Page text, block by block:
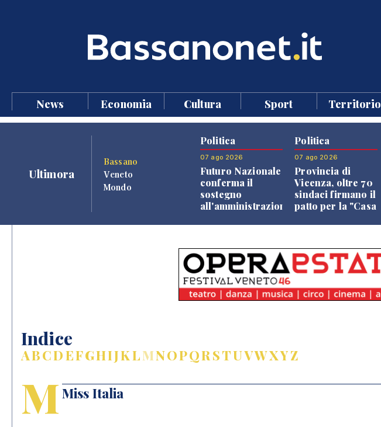
News Economia Cultura Sport Territorio
Ultimora
Bassano
Veneto
Mondo
Politica
07 ago 2026
Futuro Nazionale
conferma il
sostegno
all'amministrazione
Politica
07 ago 2026
Provincia di
Vicenza, oltre 70
sindaci firmano il
patto per la "Casa
Indice
ABCDEFGHIJKLMNOPQRSTUVWXYZ
M Miss Italia